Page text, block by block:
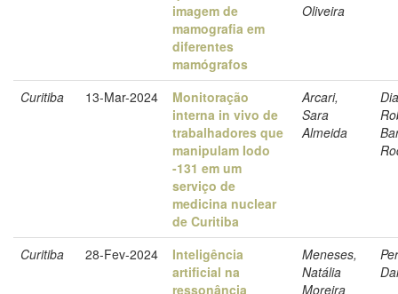
imagem de
mamografia em
diferentes
mamógrafos
Oliveira
Curitiba 13-Mar-2024
Monitoração
interna in vivo de
trabalhadores que
manipulam Iodo
-131 em um
serviço de
medicina nuclear
de Curitiba
Arcari,
Sara
Almeida
Curitiba 28-Fev-2024
Inteligência
artificial na
ressonância
Meneses,
Natália
Moreira